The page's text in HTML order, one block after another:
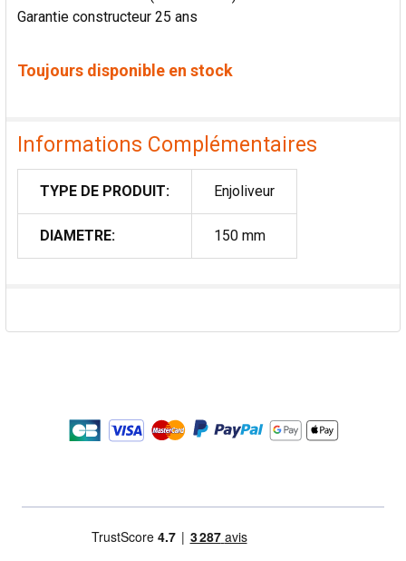
Garantie constructeur 25 ans
Toujours disponible en stock
Informations Complémentaires
TYPE DE PRODUIT: Enjoliveur
DIAMETRE: 150 mm